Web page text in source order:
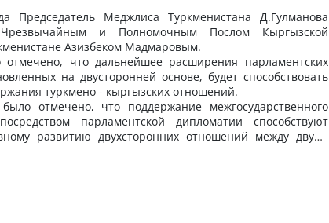
Председатель Меджлиса Туркменистана Д.Гулманова
и Полномочным Послом Кыргызской
Азизбеком Мадмаровым.
что дальнейшее расширения парламентских
на двусторонней основе, будет способствовать
туркмено - кыргызских отношений.
отмечено, что поддержание межгосударственного
парламентской дипломатии способствуют
развитию двухсторонних отношений между двумя
экономической, культурно-гуманитарной областях.